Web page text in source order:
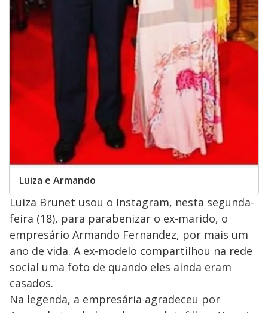
Luiza e Armando
Luiza Brunet usou o Instagram, nesta segunda-
feira (18), para parabenizar o ex-marido, o
empresário Armando Fernandez, por mais um
ano de vida. A ex-modelo compartilhou na rede
social uma foto de quando eles ainda eram
casados.
Na legenda, a empresária agradeceu por